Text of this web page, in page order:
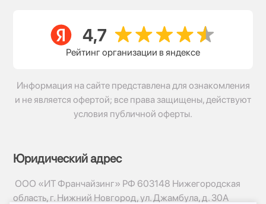
Рейтинг организации в яндексе
Информация на сайте представлена для ознакомления
и не является офертой; все права защищены, действуют
условия публичной оферты.
Юридический адрес
ООО «ИТ Франчайзинг» РФ 603148 Нижегородская
область, г. Нижний Новгород, ул. Джамбула, д. 30А